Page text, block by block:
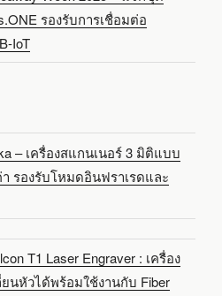
รองรับการเชื่อมต่อ
IoT
– เครื่องสแกนเนอร์ 3 มิติแบบ
รองรับโหมดอินฟราเรดและ
T1 Laser Engraver : เครื่อง
ยนหัวได้พร้อมใช้งานกับ Fiber